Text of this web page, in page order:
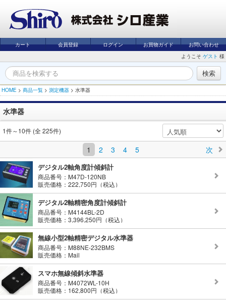
カート 会員登録 ログイン お買物ガイド
お問い合わせ
ようこそ ゲスト 様
HOME > 商品一覧 > 測定機器 > 水準器
水準器
1件～10件 (全 225件)
1 2 3 4 5 次
デジタル2軸角度計傾斜計
商品番号：M47D-120NB
販売価格：222,750円（税込）
デジタル2軸精密角度計傾斜計
商品番号：M4144BL-2D
販売価格：3,396,250円（税込）
無線小型2軸精密デジタル水準器
商品番号：M88NE-232BMS
販売価格：Mail
スマホ無線傾斜水準器
商品番号：M4072WL-10H
販売価格：162,800円（税込）